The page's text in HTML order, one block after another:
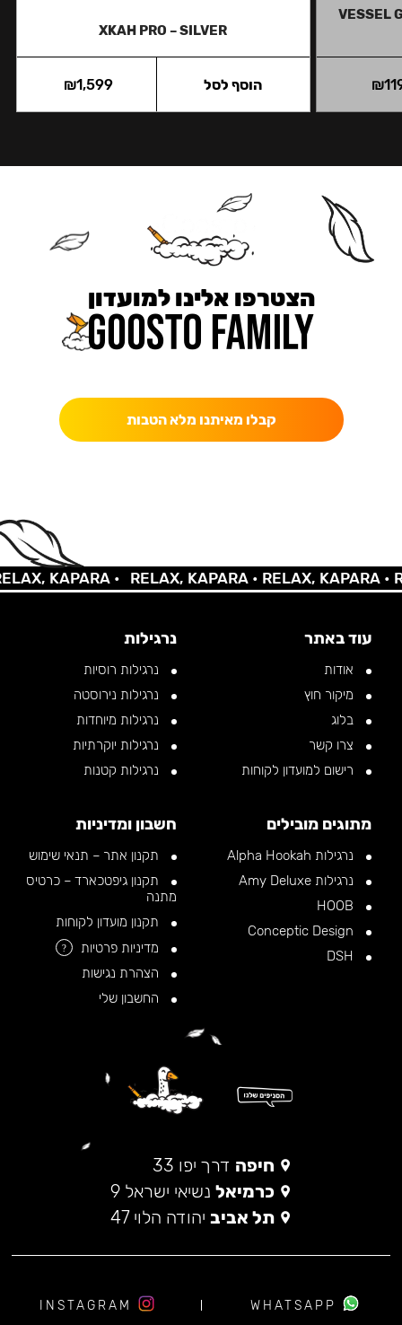
VESSEL
₪
XKAH PRO – SILVER
₪1,599 הוסף לסל
הצטרפו אלינו למועדון
קבלו מאיתנו מלא הטבות
KAPARA • RELAX, KAPARA •RELAX, KAPARA •
עוד באתר
אודות
מיקור חוץ
בלוג
צרו קשר
רישום למועדון לקוחות
נרגילות
נרגילות רוסיות
נרגילות נירוסטה
נרגילות מיוחדות
נרגילות יוקרתיות
נרגילות קטנות
מתוגים מובילים
נרגילות Alpha Hookah
נרגילות Amy Deluxe
חשבון ומדיניות
תקנון אתר – תנאי שימוש
תקנון גיפטכארד – כרטיס
מתנה
תקנון מועדון לקוחות
מדיניות פרטיות
?
הצהרת נגישות
החשבון שלי
חיפה דרך יפו 33
כרמיאל נשיאי ישראל 9
תל אביב יהודה הלוי 47
WHATSAPP
INSTAGRAM